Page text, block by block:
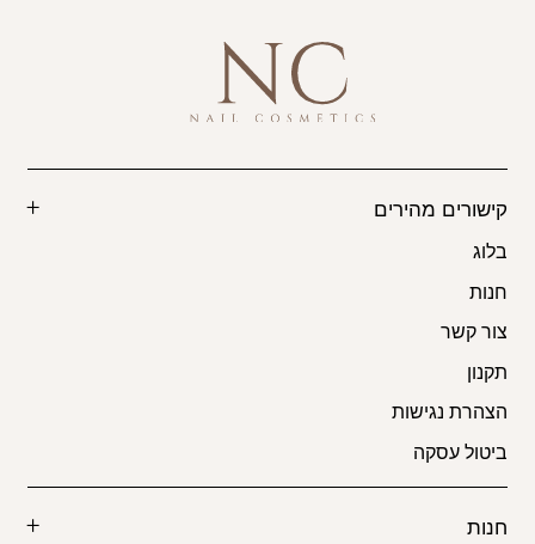
קישורים מהירים
בלוג
חנות
צור קשר
תקנון
הצהרת נגישות
ביטול עסקה
חנות